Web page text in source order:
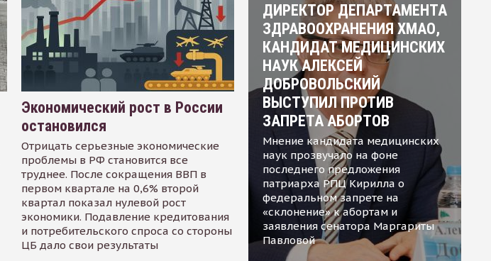
Экономический рост в России
остановился
Отрицать серьезные экономические
проблемы в РФ становится все
труднее. После сокращения ВВП в
первом квартале на 0,6% второй
квартал показал нулевой рост
экономики. Подавление кредитования
и потребительского спроса со стороны
ЦБ дало свои результаты
ДИРЕКТОР ДЕПАРТАМЕНТА
ЗДРАВООХРАНЕНИЯ ХМАО,
КАНДИДАТ МЕДИЦИНСКИХ
НАУК АЛЕКСЕЙ
ДОБРОВОЛЬСКИЙ
ВЫСТУПИЛ ПРОТИВ
ЗАПРЕТА АБОРТОВ
Мнение кандидата медицинских
наук прозвучало на фоне
последнего предложения
патриарха РПЦ Кирилла о
федеральном запрете на
«склонение» к абортам и
заявления сенатора Маргариты
Павловой